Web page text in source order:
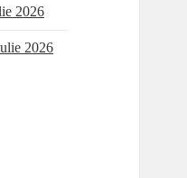
2026
2026